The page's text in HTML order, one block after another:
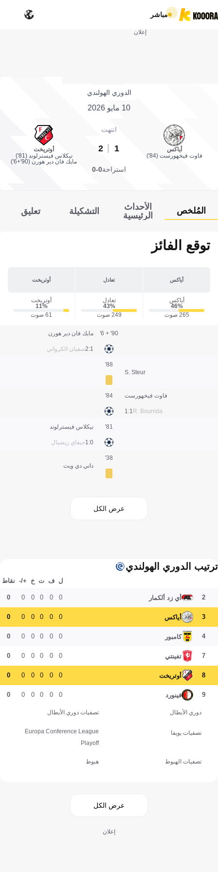
مباشر
إعلان
الدوري الهولندي
10 مايو 2026
أياكس
فاوت فيخهورست (84')
انتهت
1
2
أوتريخت
نيكلاس فيسترلوند (81')
مايك فان دير هورن (90'+6')
استراحة0-0
المُلخص
الأحداث
الرئيسية
التشكيلة تعليق
توقع الفائز
أياكس تعادل أوتريخت
أياكس
46‎%‎
265 صوت
تعادل
43‎%‎
249 صوت
أوتريخت
11‎%‎
61 صوت
مايك فان دير هورن
سفيان الكرواني1:2
90' + 6'
S. Steur
88'
فاوت فيخهورست
R. Bounida
1:1
84'
نيكلاس فيسترلوند
جيفاي زيشيال0:1
81'
داني دي ويت
38'
عرض الكل
ترتيب الدوري الهولندي
ل ف ت خ +/- نقاط
2 أي زد ألكمار 0
0
0
0
0
0
3 أياكس 0
0
0
0
0
0
4 كامبور 0
0
0
0
0
0
7 تفينتي 0
0
0
0
0
0
8 أوتريخت 0
0
0
0
0
0
9 فينورد 0
0
0
0
0
0
دوري الأبطال تصفيات دوري الأبطال
تصفيات يويفا
Europa Conference League
Playoff
تصفيات الهبوط هبوط
عرض الكل
إعلان